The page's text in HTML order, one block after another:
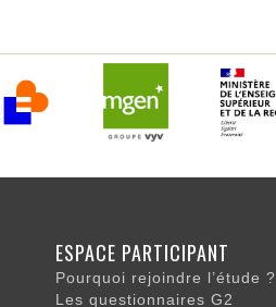
ESPACE PARTICIPANT
Pourquoi rejoindre l’étude ?
Les questionnaires G2